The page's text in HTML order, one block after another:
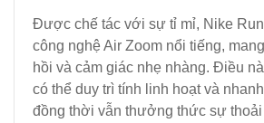
Được chế tác với sự tỉ mỉ, Nike
công nghệ Air Zoom nổi tiếng,
hồi và cảm giác nhẹ nhàng. Điều
có thể duy trì tính linh hoạt và
đồng thời vẫn thưởng thức sự